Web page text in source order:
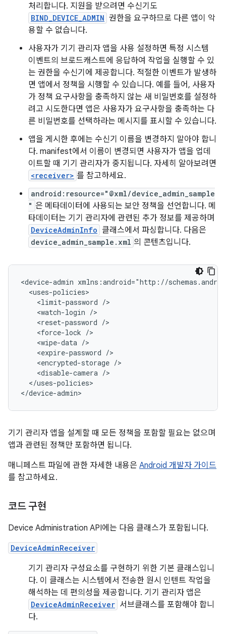
처리합니다. 지원을 받으려면 수신기도
BIND_DEVICE_ADMIN 권한을 요구하므로 다른 앱이 악
용할 수 없습니다.
사용자가 기기 관리자 앱을 사용 설정하면 특정 시스템
이벤트의 브로드캐스트에 응답하여 작업을 실행할 수 있
는 권한을 수신기에 제공합니다. 적절한 이벤트가 발생하
면 앱에서 정책을 시행할 수 있습니다. 예를 들어, 사용자
가 정책 요구사항을 충족하지 않는 새 비밀번호를 설정하
려고 시도한다면 앱은 사용자가 요구사항을 충족하는 다
른 비밀번호를 선택하라는 메시지를 표시할 수 있습니다.
앱을 게시한 후에는 수신기 이름을 변경하지 말아야 합니
다. manifest에서 이름이 변경되면 사용자가 앱을 업데
이트할 때 기기 관리자가 중지됩니다. 자세히 알아보려면
<receiver> 를 참고하세요.
android:resource="@xml/device_admin_sample
" 은 메타데이터에 사용되는 보안 정책을 선언합니다. 메
타데이터는 기기 관리자에 관련된 추가 정보를 제공하며
DeviceAdminInfo 클래스에서 파싱합니다. 다음은
device_admin_sample.xml 의 콘텐츠입니다.
<device-admin
<limit-password
<watch-login
<reset-password
<force-lock
<wipe-data
<expire-password
<encrypted-storage
<disable-camera
</uses-policies>
</device-admin>
기기 관리자 앱을 설계할 때 모든 정책을 포함할 필요는 없으며
앱과 관련된 정책만 포함하면 됩니다.
매니페스트 파일에 관한 자세한 내용은 Android 개발자 가이드
를 참고하세요.
코드 구현
Device Administration API에는 다음 클래스가 포함됩니다.
DeviceAdminReceiver
기기 관리자 구성요소를 구현하기 위한 기본 클래스입니
다. 이 클래스는 시스템에서 전송한 원시 인텐트 작업을
해석하는 데 편의성을 제공합니다. 기기 관리자 앱은
DeviceAdminReceiver 서브클래스를 포함해야 합니
다.